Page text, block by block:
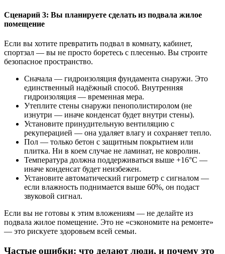
Сценарий 3: Вы планируете сделать из подвала жилое
помещение
Если вы хотите превратить подвал в комнату, кабинет,
спортзал — вы не просто боретесь с плесенью. Вы строите
безопасное пространство.
Сначала — гидроизоляция фундамента снаружи. Это
единственный надёжный способ. Внутренняя
гидроизоляция — временная мера.
Утеплите стены снаружи пенополистиролом (не
изнутри — иначе конденсат будет внутри стены).
Установите принудительную вентиляцию с
рекуперацией — она удаляет влагу и сохраняет тепло.
Пол — только бетон с защитным покрытием или
плитка. Ни в коем случае не ламинат, не ковролин.
Температура должна поддерживаться выше +16°C —
иначе конденсат будет неизбежен.
Установите автоматический гигрометр с сигналом —
если влажность поднимается выше 60%, он подаст
звуковой сигнал.
Если вы не готовы к этим вложениям — не делайте из
подвала жилое помещение. Это не «сэкономите на ремонте»
— это рискуете здоровьем всей семьи.
Частые ошибки: что делают люди, и почему это